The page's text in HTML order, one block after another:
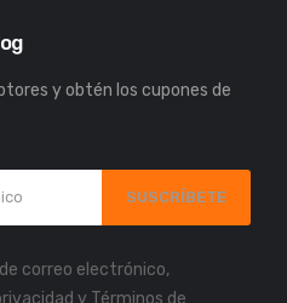
y obtén los cupones de
SUSCRÍBETE
correo electrónico,
y Términos de